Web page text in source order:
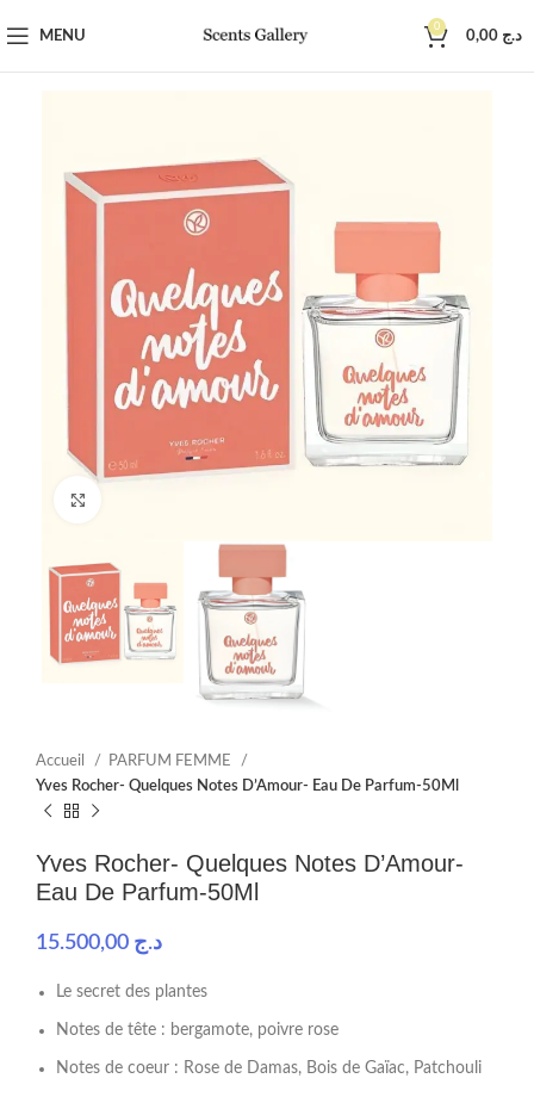
MENU
0
د.ج
Accueil
PARFUM FEMME
Yves Rocher- Quelques Notes D’Amour- Eau De Parfum-50Ml
Yves Rocher- Quelques Notes D’Amour-
Eau De Parfum-50Ml
د.ج
Le secret des plantes
Notes de tête : bergamote, poivre rose
Notes de coeur : Rose de Damas, Bois de Gaïac, Patchouli